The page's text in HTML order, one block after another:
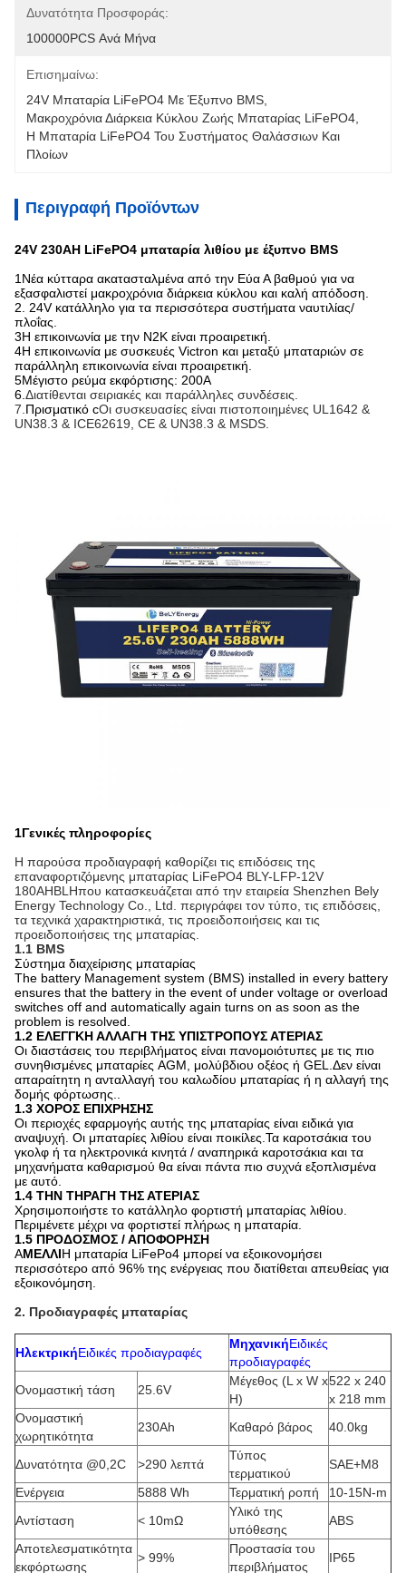
Δυνατότητα Προσφοράς:
100000PCS Ανά Μήνα
Επισημαίνω:
24V Μπαταρία LiFePO4 Με Έξυπνο BMS
Μακροχρόνια Διάρκεια Κύκλου Ζωής Μπαταρίας LiFePO4
Η Μπαταρία LiFePO4 Του Συστήματος Θαλάσσιων Και
Πλοίων
Περιγραφή Προϊόντων
24V 230AH LiFePO4 μπαταρία λιθίου με έξυπνο BMS
1Νέα κύτταρα ακατασταλμένα από την Εύα Α βαθμού για να
εξασφαλιστεί μακροχρόνια διάρκεια κύκλου και καλή απόδοση.
2. 24V κατάλληλο για τα περισσότερα συστήματα ναυτιλίας/
πλοΐας.
3Η επικοινωνία με την N2K είναι προαιρετική.
4Η επικοινωνία με συσκευές Victron και μεταξύ μπαταριών σε
παράλληλη επικοινωνία είναι προαιρετική.
5Μέγιστο ρεύμα εκφόρτισης: 200A
6. Διατίθενται σειριακές και παράλληλες συνδέσεις.
7. Πρισματικό cΟι συσκευασίες είναι πιστοποιημένες UL1642 &
UN38.3 & ICE62619, CE & UN38.3 & MSDS.
1Γενικές πληροφορίες
Η παρούσα προδιαγραφή καθορίζει τις επιδόσεις της
επαναφορτιζόμενης μπαταρίας LiFePO4 BLY-LFP-12V
180AHBLHπου κατασκευάζεται από την εταιρεία Shenzhen Bely
Energy Technology Co., Ltd. περιγράφει τον τύπο, τις επιδόσεις,
τα τεχνικά χαρακτηριστικά, τις προειδοποιήσεις και τις
προειδοποιήσεις της μπαταρίας.
1.1 BMS
Σύστημα διαχείρισης μπαταρίας
The battery Management system (BMS) installed in every battery
ensures that the battery in the event of under voltage or overload
switches off and automatically again turns on as soon as the
problem is resolved.
1.2 ΕΛΕΓΓΚΗ ΑΛΛΑΓΗ ΤΗΣ ΥΠΙΣΤΡΟΠΟΥΣ ΑΤΕΡΙΑΣ
Οι διαστάσεις του περιβλήματος είναι πανομοιότυπες με τις πιο
συνηθισμένες μπαταρίες AGM, μολύβδιου οξέος ή GEL.Δεν είναι
απαραίτητη η ανταλλαγή του καλωδίου μπαταρίας ή η αλλαγή της
δομής φόρτωσης..
1.3 ΧΟΡΟΣ ΕΠΙΧΡΗΣΗΣ
Οι περιοχές εφαρμογής αυτής της μπαταρίας είναι ειδικά για
αναψυχή. Οι μπαταρίες λιθίου είναι ποικίλες.Τα καροτσάκια του
γκολφ ή τα ηλεκτρονικά κινητά / αναπηρικά καροτσάκια και τα
μηχανήματα καθαρισμού θα είναι πάντα πιο συχνά εξοπλισμένα
με αυτό.
1.4 ΤΗΝ ΤΗΡΑΓΗ ΤΗΣ ΑΤΕΡΙΑΣ
Χρησιμοποιήστε το κατάλληλο φορτιστή μπαταρίας λιθίου.
Περιμένετε μέχρι να φορτιστεί πλήρως η μπαταρία.
1.5 ΠΡΟΔΟΣΜΟΣ / ΑΠΟΦΟΡΗΣΗ
ΑΜΕΛΛΙΗ μπαταρία LiFePo4 μπορεί να εξοικονομήσει
περισσότερο από 96% της ενέργειας που διατίθεται απευθείας για
εξοικονόμηση.
2. Προδιαγραφές μπαταρίας
ΗλεκτρικήΕιδικές προδιαγραφές
ΜηχανικήΕιδικές
προδιαγραφές
Ονομαστική τάση
25.6V
Μέγεθος (L x W x
H)
522 x 240
x 218 mm
Ονομαστική
χωρητικότητα
230Ah Καθαρό βάρος 40.0kg
Δυνατότητα @0,2C >290 λεπτά
Τύπος
τερματικού
SAE+M8
Ενέργεια
5888 Wh Τερματική ροπή
10-15N-m
Αντίσταση
< 10mΩ
Υλικό της
υπόθεσης
ABS
Αποτελεσματικότητα
εκφόρτωσης
> 99%
Προστασία του
περιβλήματος
IP65